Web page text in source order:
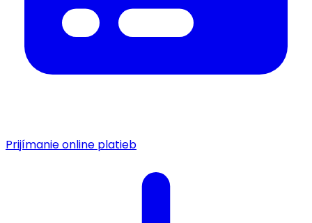
Prijímanie online platieb